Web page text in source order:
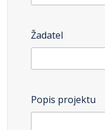
Žadatel
Popis projektu